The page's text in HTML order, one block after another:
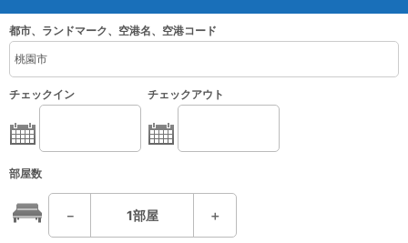
都市、ランドマーク、空港名、空港コード
チェックイン チェックアウト
部屋数
－ 1部屋 ＋